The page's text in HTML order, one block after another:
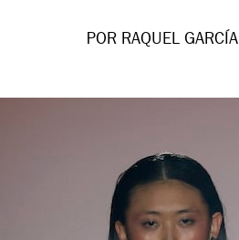
POR RAQUEL GARCÍA